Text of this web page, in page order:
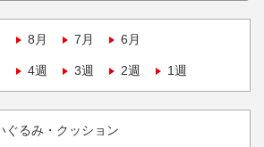
8月 7月 6月
4週 3週 2週 1週
ぐるみ・クッション